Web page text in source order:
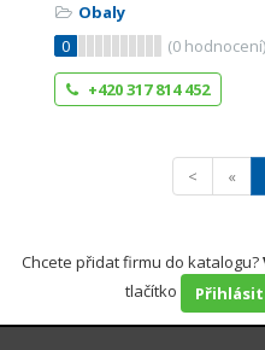
Obaly
0
(0 hodnocení)
+420 317 814 452
< «
Chcete přidat firmu do katalogu?
tlačítko